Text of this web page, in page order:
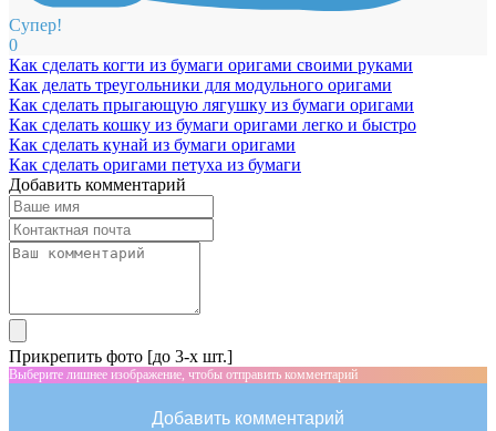
Супер!
0
Как сделать когти из бумаги оригами своими руками
Как делать треугольники для модульного оригами
Как сделать прыгающую лягушку из бумаги оригами
Как сделать кошку из бумаги оригами легко и быстро
Как сделать кунай из бумаги оригами
Как сделать оригами петуха из бумаги
Добавить комментарий
Прикрепить фото [до 3-х шт.]
Выберите лишнее изображение, чтобы отправить комментарий
Добавить комментарий